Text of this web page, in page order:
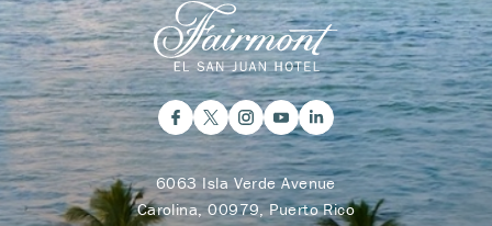
6063 Isla Verde Avenue
Carolina, 00979, Puerto Rico